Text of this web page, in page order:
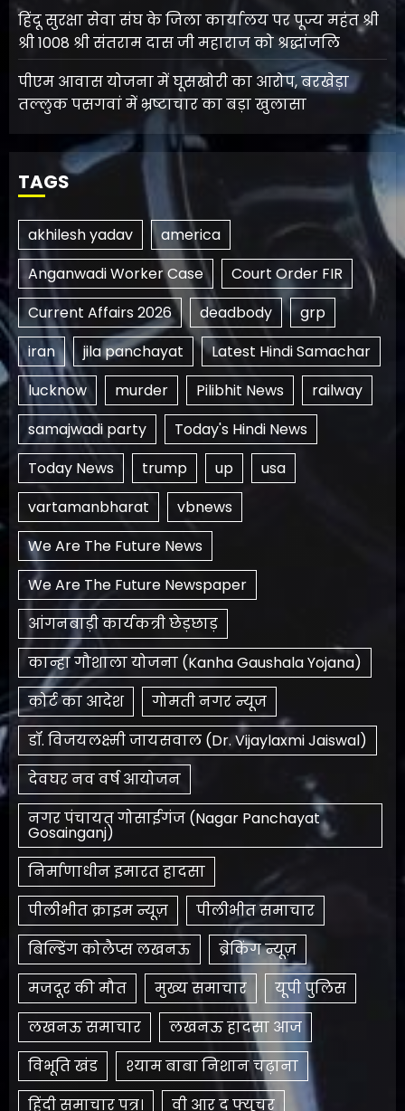
हिंदू सुरक्षा सेवा संघ के जिला कार्यालय पर पूज्य महंत श्री
श्री 1008 श्री संतराम दास जी महाराज को श्रद्धांजलि
पीएम आवास योजना में घूसखोरी का आरोप, बरखेड़ा
तल्लुक पसगवां में भ्रष्टाचार का बड़ा खुलासा
TAGS
akhilesh yadav
america
Anganwadi Worker Case
Court Order FIR
Current Affairs 2026
deadbody
grp
iran
jila panchayat
Latest Hindi Samachar
lucknow
murder Pilibhit News
railway
samajwadi party
Today's Hindi News
Today News
trump up
usa
vartamanbharat
vbnews
We Are The Future News
We Are The Future Newspaper
आंगनबाड़ी कार्यकत्री छेड़छाड़
कान्हा गौशाला योजना (Kanha Gaushala Yojana)
कोर्ट का आदेश
गोमती नगर न्यूज
डॉ. विजयलक्ष्मी जायसवाल (Dr. Vijaylaxmi Jaiswal)
देवघर नव वर्ष आयोजन
नगर पंचायत गोसाईगंज (Nagar Panchayat
Gosainganj)
निर्माणाधीन इमारत हादसा
पीलीभीत क्राइम न्यूज़
पीलीभीत समाचार
बिल्डिंग कोलैप्स लखनऊ
ब्रेकिंग न्यूज़
मजदूर की मौत
मुख्य समाचार
यूपी पुलिस
लखनऊ समाचार
लखनऊ हादसा आज
विभूति खंड
श्याम बाबा निशान चढ़ाना
हिंदी समाचार पत्र।
​वी आर द फ्यूचर